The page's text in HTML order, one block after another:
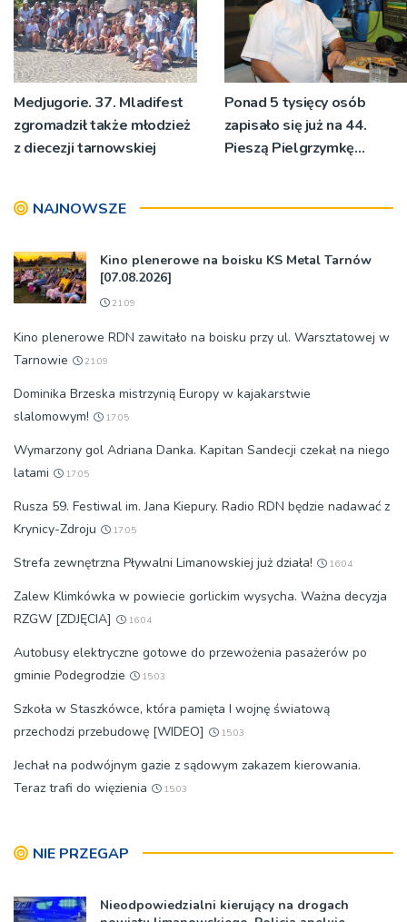
Medjugorie. 37. Mladifest
zgromadził także młodzież
z diecezji tarnowskiej
Ponad 5 tysięcy osób
zapisało się już na 44.
Pieszą Pielgrzymkę
NAJNOWSZE
Kino plenerowe na boisku KS Metal Tarnów
[07.08.2026]
21:09
Kino plenerowe RDN zawitało na boisku przy ul. Warsztatowej w
Tarnowie
21:09
Dominika Brzeska mistrzynią Europy w kajakarstwie
slalomowym!
17:05
Wymarzony gol Adriana Danka. Kapitan Sandecji czekał na niego
latami
17:05
Rusza 59. Festiwal im. Jana Kiepury. Radio RDN będzie nadawać z
Krynicy-Zdroju
17:05
Strefa zewnętrzna Pływalni Limanowskiej już działa! 16:04
Zalew Klimkówka w powiecie gorlickim wysycha. Ważna decyzja
RZGW [ZDJĘCIA]
16:04
Autobusy elektryczne gotowe do przewożenia pasażerów po
gminie Podegrodzie
15:03
Szkoła w Staszkówce, która pamięta I wojnę światową
przechodzi przebudowę [WIDEO]
15:03
Jechał na podwójnym gazie z sądowym zakazem kierowania.
Teraz trafi do więzienia
15:03
NIE PRZEGAP
Nieodpowiedzialni kierujący na drogach